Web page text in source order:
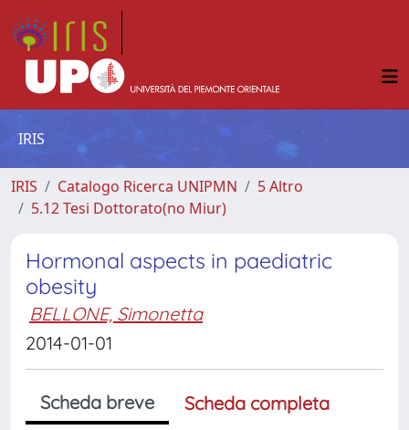
IRIS
IRIS Catalogo Ricerca UNIPMN
5 Altro
5.12 Tesi Dottorato(no Miur)
Hormonal aspects in paediatric
obesity
BELLONE, Simonetta
2014-01-01
Scheda breve
Scheda completa